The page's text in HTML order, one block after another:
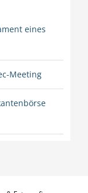
eines
Meeting